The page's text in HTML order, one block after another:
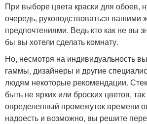
При выборе цвета краски для обоев,
очередь, руководствоваться вашими
предпочтениями. Ведь кто как не вы
бы вы хотели сделать комнату.
Но, несмотря на индивидуальность
гаммы, дизайнеры и другие
людям некоторые рекомендации.
быть не ярких или броских цветов, так
определенный промежуток времени
надоесть и возможно, вы решите